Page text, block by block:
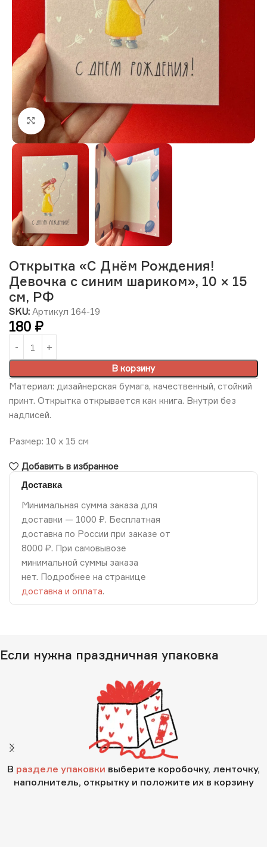
Нажмите, чтобы увеличить изображение
Открытка «С Днём Рождения!
Девочка с синим шариком», 10 × 15
см, РФ
SKU: Артикул 164-19
180 ₽
В корзину
Материал: дизайнерская бумага, качественный, стойкий
принт. Открытка открывается как книга. Внутри без
надписей.
Размер: 10 х 15 см
Добавить в избранное
Доставка
Минимальная сумма заказа для
доставки — 1000 ₽. Бесплатная
доставка по России при заказе от
8000 ₽. При самовывозе
минимальной суммы заказа
нет. Подробнее на странице
доставка и оплата.
Если нужна праздничная упаковка
В разделе упаковки выберите коробочку, ленточку,
наполнитель, открытку и положите их в корзину